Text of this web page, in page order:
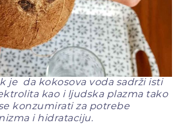
je da kokosova voda sadrži isti
kao i ljudska plazma tako
konzumirati za potrebe
i hidrataciju.